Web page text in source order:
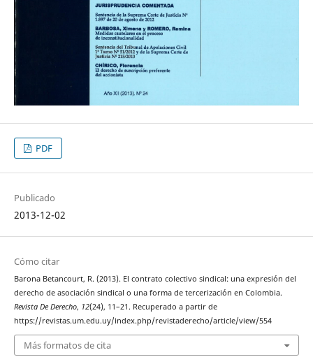
PDF
Publicado
2013-12-02
Cómo citar
Barona Betancourt, R. (2013). El contrato colectivo sindical: una expresión del
derecho de asociación sindical o una forma de tercerización en Colombia.
Revista De Derecho, 12(24), 11–21. Recuperado a partir de
https://revistas.um.edu.uy/index.php/revistaderecho/article/view/554
Más formatos de cita